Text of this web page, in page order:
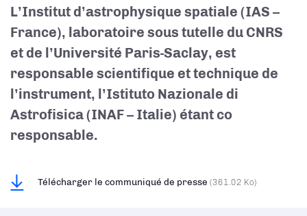
L’Institut d’astrophysique spatiale (IAS –
France), laboratoire sous tutelle du CNRS
et de l’Université Paris-Saclay, est
responsable scientifique et technique de
l’instrument, l’Istituto Nazionale di
Astrofisica (INAF – Italie) étant co
responsable.
Télécharger le communiqué de presse (361.02 Ko)